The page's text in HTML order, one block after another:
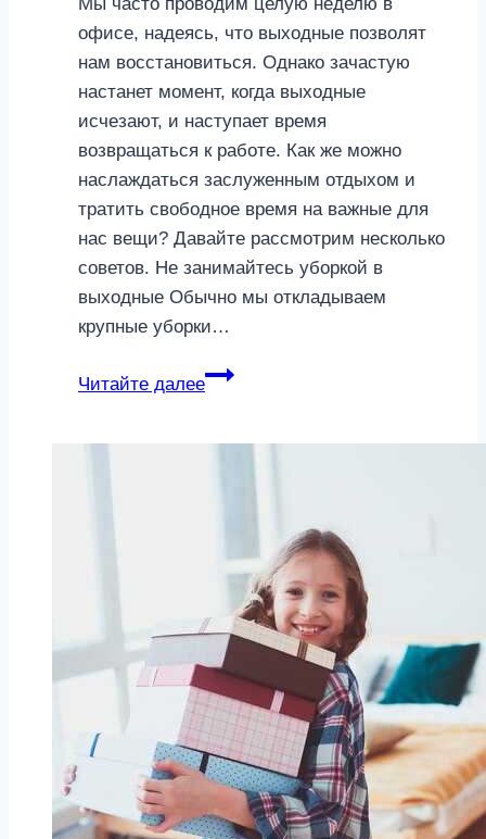
Мы часто проводим целую неделю в
офисе, надеясь, что выходные позволят
нам восстановиться. Однако зачастую
настанет момент, когда выходные
исчезают, и наступает время
возвращаться к работе. Как же можно
наслаждаться заслуженным отдыхом и
тратить свободное время на важные для
нас вещи? Давайте рассмотрим несколько
советов. Не занимайтесь уборкой в
выходные Обычно мы откладываем
крупные уборки…
Читайте далее
Ничего
выходные